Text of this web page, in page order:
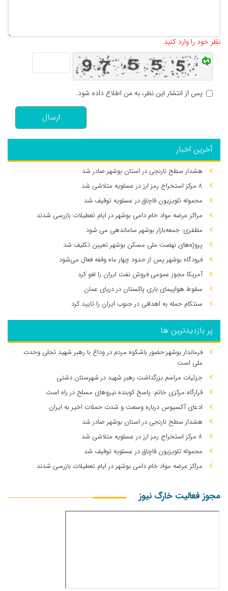
نظر خود را وارد کنید
پس از انتشار این نظر، به من اطلاع داده شود.
ارسال
آخرین اخبار
هشدار سطح نارنجی در استان بوشهر صادر شد
۸ مرکز استخراج رمز ارز در عسلویه متلاشی شد
محموله تلویزیون قاچاق در عسلویه توقیف شد
مراکز عرضه مواد خام دامی بوشهر در ایام تعطیلات بازرسی شدند
مظفری: جمعه‌بازار بوشهر ساماندهی می‌ شود
پروژه‌های نهضت ملی مسکن بوشهر تعیین تکلیف شد
فرودگاه بوشهر پس از حدود چهار ماه وقفه فعال می‌شود
آمریکا مجوز عمومی فروش نفت ایران را لغو کرد
سقوط هواپیمای باری پاکستان در دریای عمان
سنتکام حمله به اهدافی در جنوب ایران را تایید کرد
پر بازدیدترین ها
فرماندار بوشهر:حضور باشکوه مردم در وداع با رهبر شهید تجلی وحدت
ملی است
جزئیات مراسم بزرگداشت رهبر شهید در شهرستان دشتی
قرارگاه مرکزی خاتم: پاسخ کوبنده نیروهای مسلح در راه است
ادعای آکسیوس درباره وسعت و شدت حملات اخیر به ایران
هشدار سطح نارنجی در استان بوشهر صادر شد
۸ مرکز استخراج رمز ارز در عسلویه متلاشی شد
محموله تلویزیون قاچاق در عسلویه توقیف شد
مراکز عرضه مواد خام دامی بوشهر در ایام تعطیلات بازرسی شدند
مجوز فعالیت خارگ نیوز